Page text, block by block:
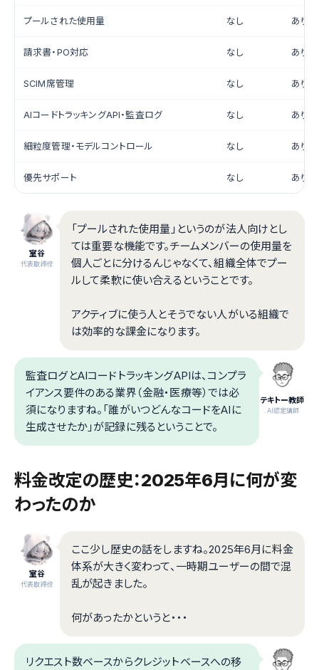
プールされた使用量 なし あり
請求書・PO対応 なし あり
SCIM席管理 なし あり
AIコードトラッキングAPI・監査ログ なし あり
細粒度管理・モデルコントロール なし あり
優先サポート なし あり
室谷
代表取締役
「プールされた使用量」というのが法人向けとし
ては重要な機能です。チームメンバーの使用量を
個人ごとに分けるんじゃなくて、組織全体でプー
ルして柔軟に使い合えるということです。
アクティブに使う人とそうでない人がいる組織で
は効率的な課金になります。
テキトー教師
.AI認定講師
監査ログとAIコードトラッキングAPIは、コンプラ
イアンス要件のある業界（金融・医療等）では必
須になりますね。「誰がいつどんなコードをAIに
生成させたか」が記録に残るということで。
料金改定の歴史：2025年6月に何が変
わったのか
室谷
代表取締役
ここ少し歴史の話をしますね。2025年6月に料金
体系が大きく変わって、一時期ユーザーの間で混
乱が起きました。
何があったかというと・・・
リクエスト数ベースからクレジットベースへの移